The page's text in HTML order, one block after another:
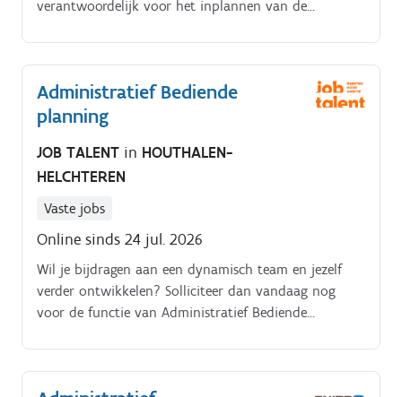
verantwoordelijk voor het inplannen van de
planning, 50 administratie. Alles regelen rond de
transporten Verzekeringen Documenten in orde
brengen etc
Administratief Bediende
planning
JOB TALENT in HOUTHALEN-
HELCHTEREN
Vaste jobs
Online sinds 24 jul. 2026
Wil je bijdragen aan een dynamisch team en jezelf
verder ontwikkelen? Solliciteer dan vandaag nog
voor de functie van Administratief Bediende